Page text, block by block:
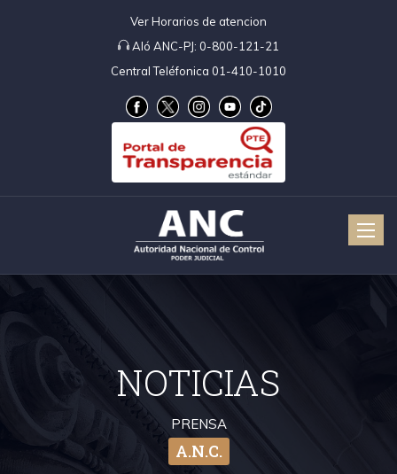
Ver Horarios de atencion
Aló ANC-PJ: 0-800-121-21
Central Teléfonica 01-410-1010
Toggle
NOTICIAS
PRENSA
A.N.C.